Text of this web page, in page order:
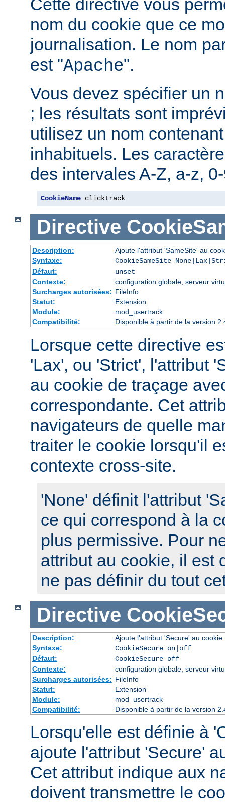
Cette directive vous
nom du cookie que ce
journalisation. Le nom
est "Apache".
Vous devez spécifier un
; les résultats sont
utilisez un nom
inhabituels. Les
des intervales A-Z, a-z,
CookieName clicktrack
Directive
Description:
Ajoute l'attribut 'SameSite' au
Syntaxe:
CookieSameSite
Défaut:
unset
Contexte:
configuration globale, serveur
Surcharges autorisées: FileInfo
Statut:
Extension
Module:
mod_usertrack
Compatibilité:
Disponible à partir de la version
Lorsque cette directive
'Lax', ou 'Strict', l'attribut
au cookie de traçage
correspondante. Cet
navigateurs de quelle
traiter le cookie lorsqu'il
contexte cross-site.
'None' définit l'attribut
ce qui correspond à la
plus permissive. Pour
attribut au cookie, il est
ne pas définir du tout
Directive
Description:
Ajoute l'attribut 'Secure' au cookie
Syntaxe:
CookieSecure on|off
Défaut:
CookieSecure off
Contexte:
configuration globale, serveur
Surcharges autorisées: FileInfo
Statut:
Extension
Module:
mod_usertrack
Compatibilité:
Disponible à partir de la version
Lorsqu'elle est définie à
ajoute l'attribut 'Secure'
Cet attribut indique aux
doivent transmettre le